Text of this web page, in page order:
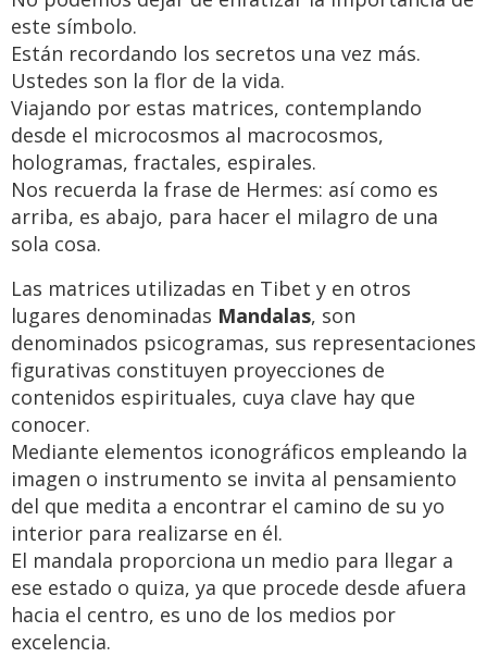
este símbolo.
Están recordando los secretos una vez más.
Ustedes son la flor de la vida.
Viajando por estas matrices, contemplando
desde el microcosmos al macrocosmos,
hologramas, fractales, espirales.
Nos recuerda la frase de Hermes: así como es
arriba, es abajo, para hacer el milagro de una
sola cosa.
Las matrices utilizadas en Tibet y en otros
lugares denominadas Mandalas, son
denominados psicogramas, sus representaciones
figurativas constituyen proyecciones de
contenidos espirituales, cuya clave hay que
conocer.
Mediante elementos iconográficos empleando la
imagen o instrumento se invita al pensamiento
del que medita a encontrar el camino de su yo
interior para realizarse en él.
El mandala proporciona un medio para llegar a
ese estado o quiza, ya que procede desde afuera
hacia el centro, es uno de los medios por
excelencia.